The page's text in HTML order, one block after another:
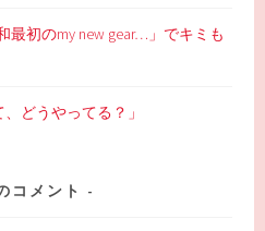
最初のmy new gear…」でキミも
どうやってる？」
コメント